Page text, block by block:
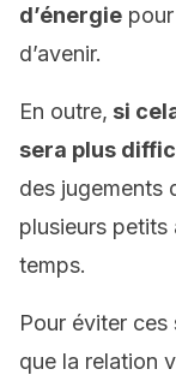
d’énergie
d’avenir.
En outre, si
sera plus
des jugements
plusieurs petits
temps.
Pour éviter
que la relation